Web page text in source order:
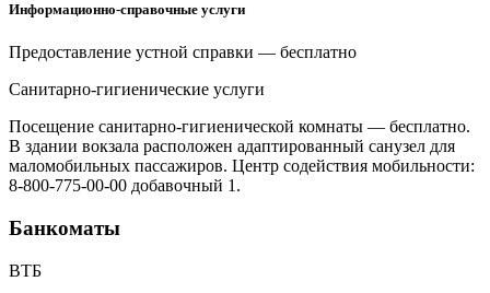
Информационно-справочные услуги
Предоставление устной справки — бесплатно
Санитарно-гигиенические услуги
Посещение санитарно-гигиенической комнаты — бесплатно.
В здании вокзала расположен адаптированный санузел для
маломобильных пассажиров. Центр содействия мобильности:
8-800-775-00-00 добавочный 1.
Банкоматы
ВТБ